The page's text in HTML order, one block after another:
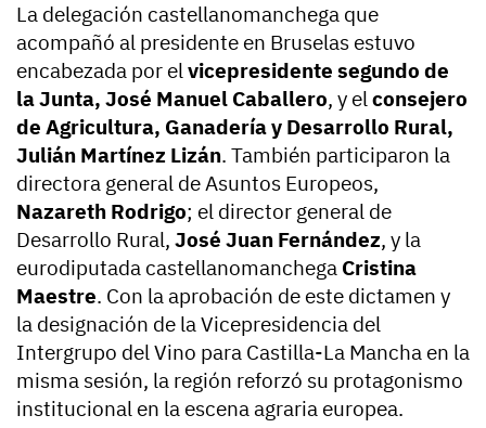
La delegación castellanomanchega que
acompañó al presidente en Bruselas estuvo
encabezada por elvicepresidente segundo de
la Junta, José Manuel Caballero, y elconsejero
de Agricultura, Ganadería y Desarrollo Rural,
Julián Martínez Lizán. También participaron la
directora general de Asuntos Europeos,
Nazareth Rodrigo; el director general de
Desarrollo Rural, José Juan Fernández, y la
eurodiputada castellanomanchega Cristina
Maestre. Con la aprobación de este dictamen y
la designación de la Vicepresidencia del
Intergrupo del Vino para Castilla-La Mancha en la
misma sesión, la región reforzó su protagonismo
institucional en la escena agraria europea.